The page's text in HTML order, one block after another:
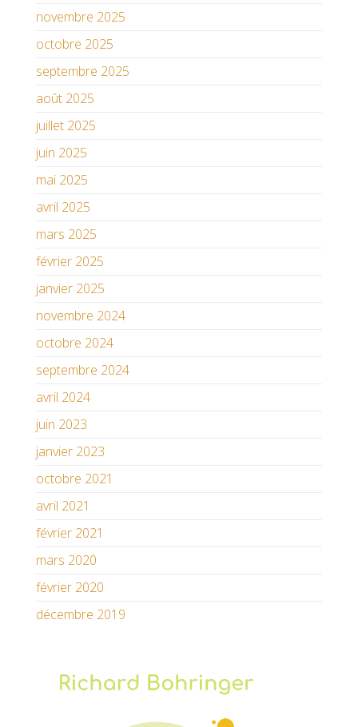
novembre 2025
octobre 2025
septembre 2025
août 2025
juillet 2025
juin 2025
mai 2025
avril 2025
mars 2025
février 2025
janvier 2025
novembre 2024
octobre 2024
septembre 2024
avril 2024
juin 2023
janvier 2023
octobre 2021
avril 2021
février 2021
mars 2020
février 2020
décembre 2019